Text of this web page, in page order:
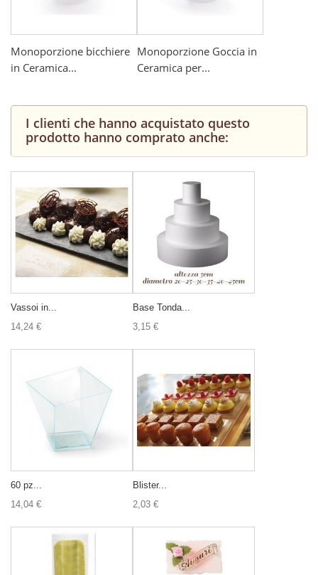
Monoporzione bicchiere
in Ceramica...
Monoporzione Goccia in
Ceramica per...
I clienti che hanno acquistato questo
prodotto hanno comprato anche:
Vassoi in...
14,24 €
Base Tonda...
3,15 €
60 pz...
14,04 €
Blister...
2,03 €